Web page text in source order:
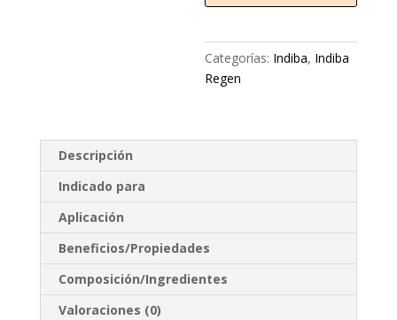
Categorías: Indiba, Indiba
Regen
Descripción
Indicado para
Aplicación
Beneficios/Propiedades
Composición/Ingredientes
Valoraciones (0)